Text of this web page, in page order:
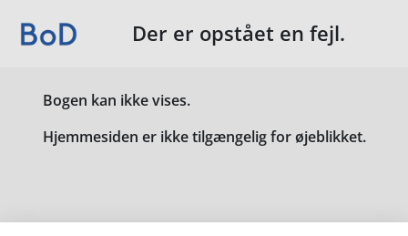
Der er opstået en fejl.
Bogen kan ikke vises.
Hjemmesiden er ikke tilgængelig for øjeblikket.